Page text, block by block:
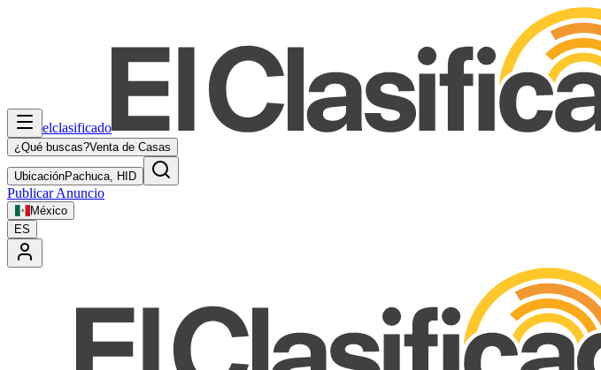
elclasificado
¿Qué buscas?Venta de Casas
UbicaciónPachuca, HID
Publicar Anuncio
México
ES